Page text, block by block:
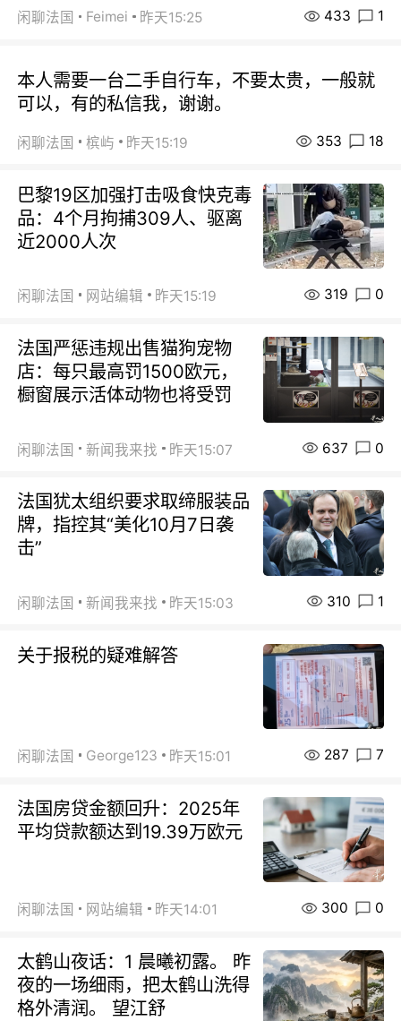
闲聊法国 Feimei 昨天15:25 433 1
本人需要一台二手自行车，不要太贵，一般就
可以，有的私信我，谢谢。
闲聊法国 槟屿 昨天15:19 353 18
巴黎19区加强打击吸食快克毒
品：4个月拘捕309人、驱离
近2000人次
闲聊法国 网站编辑 昨天15:19 319 0
法国严惩违规出售猫狗宠物
店：每只最高罚1500欧元，
橱窗展示活体动物也将受罚
闲聊法国 新闻我来找 昨天15:07 637 0
法国犹太组织要求取缔服装品
牌，指控其“美化10月7日袭
击”
闲聊法国 新闻我来找 昨天15:03 310 1
关于报税的疑难解答
闲聊法国 George123 昨天15:01 287 7
法国房贷金额回升：2025年
平均贷款额达到19.39万欧元
闲聊法国 网站编辑 昨天14:01 300 0
太鹤山夜话：1 晨曦初露。 昨
夜的一场细雨，把太鹤山洗得
格外清润。 望江舒